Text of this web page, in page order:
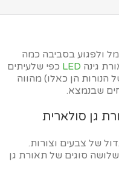
ולפגוע בסביבה כמה
גינה LED כפי שלעיתים
הנורות הן כאלו) מהווה
שבנמצא.
גן סולארית
של צבעים וצורות.
סוגים של תאורת גן